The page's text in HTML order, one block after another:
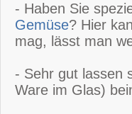
- Haben Sie
Gemüse? Hier
mag, lässt man
- Sehr gut lassen
Ware im Glas)